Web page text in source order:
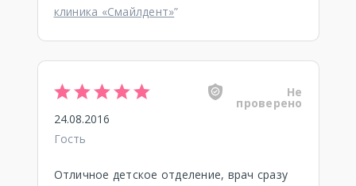
клиника «Смайлдент»”
Не
проверено
24.08.2016
Гость
Отличное детское отделение, врач сразу